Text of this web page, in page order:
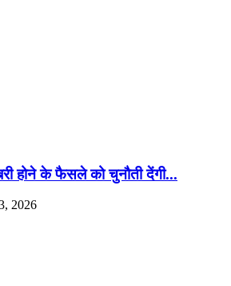
होने के फैसले को चुनौती देंगी...
2026